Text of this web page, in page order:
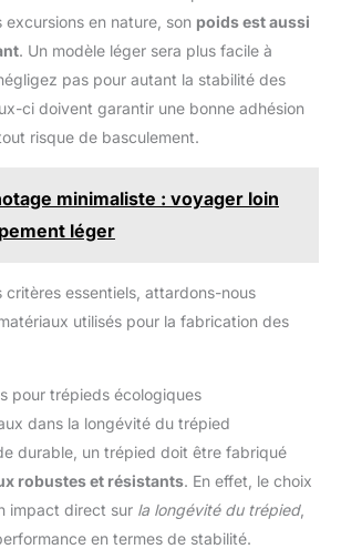
; la colonne centrale inversée peut réaliser la
CONVERTISSEMENT EN UN MONODE
: l'un des tubes de pied de trépied peut être
démonté et connecté à l'axe central pour le
monopode, ce qui offre une alternative pour
à 70". Compatible avec iPhone 16 15 14 13 Pro
Galaxy S24 S23 S22 Ultra Huawei Pixel 8 7 Pro.
: Pieds de trépied sont fabriqués en alliage
à bulle sur rotule permet un alignement
Colonne centrale est équipée d'un crochet
un sac de sable (non fourni) et ainsi améliorer
Ce trépied est le compagnon idéal de DSLR
en nature, son poids est aussi
. Un modèle léger sera plus facile à
pas pour autant la stabilité des
ci doivent garantir une bonne adhésion
risque de basculement.
minimaliste : voyager loin
léger
critères essentiels, attardons-nous
utilisés pour la fabrication des
pour trépieds écologiques
dans la longévité du trépied
durable, un trépied doit être fabriqué
robustes et résistants. En effet, le choix
impact direct sur la longévité du trépied,
en termes de stabilité.